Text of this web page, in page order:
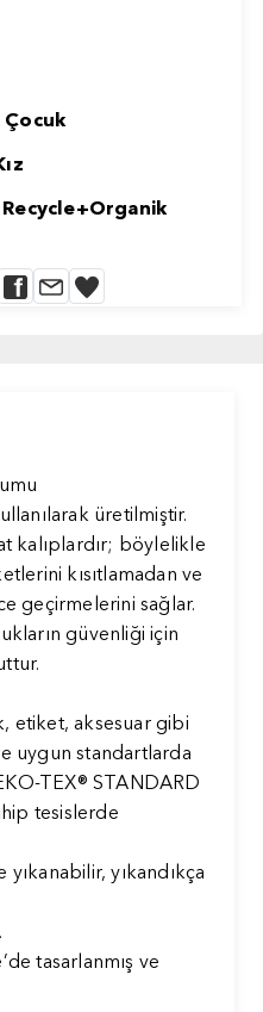
Çocuk
Recycle+Organik
üretilmiştir.
kalıplardır; böylelikle
kısıtlamadan ve
geçirmelerini sağlar.
güvenliği için
etiket, aksesuar gibi
uygun standartlarda
TEX® STANDARD
tesislerde
yıkandıkça
tasarlanmış ve